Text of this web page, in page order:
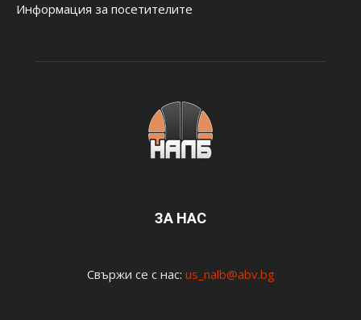
Информация за посетителите
ЗА НАС
Свържи се с нас: us_nalb@abv.bg